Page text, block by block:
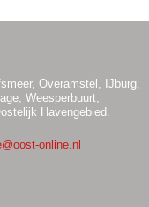
Overamstel, IJburg,
Weesperbuurt,
Havengebied.
online.nl